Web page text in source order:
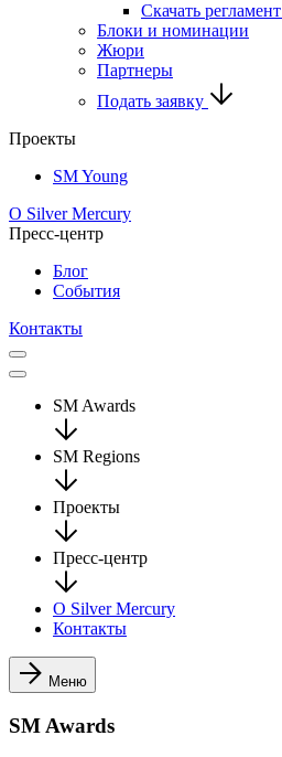
Скачать регламент
Блоки и номинации
Жюри
Партнеры
Подать заявку
Проекты
SM Young
О Silver Mercury
Пресс-центр
Блог
События
Контакты
SM Awards
SM Regions
Проекты
Пресс-центр
О Silver Mercury
Контакты
Меню
SM Awards